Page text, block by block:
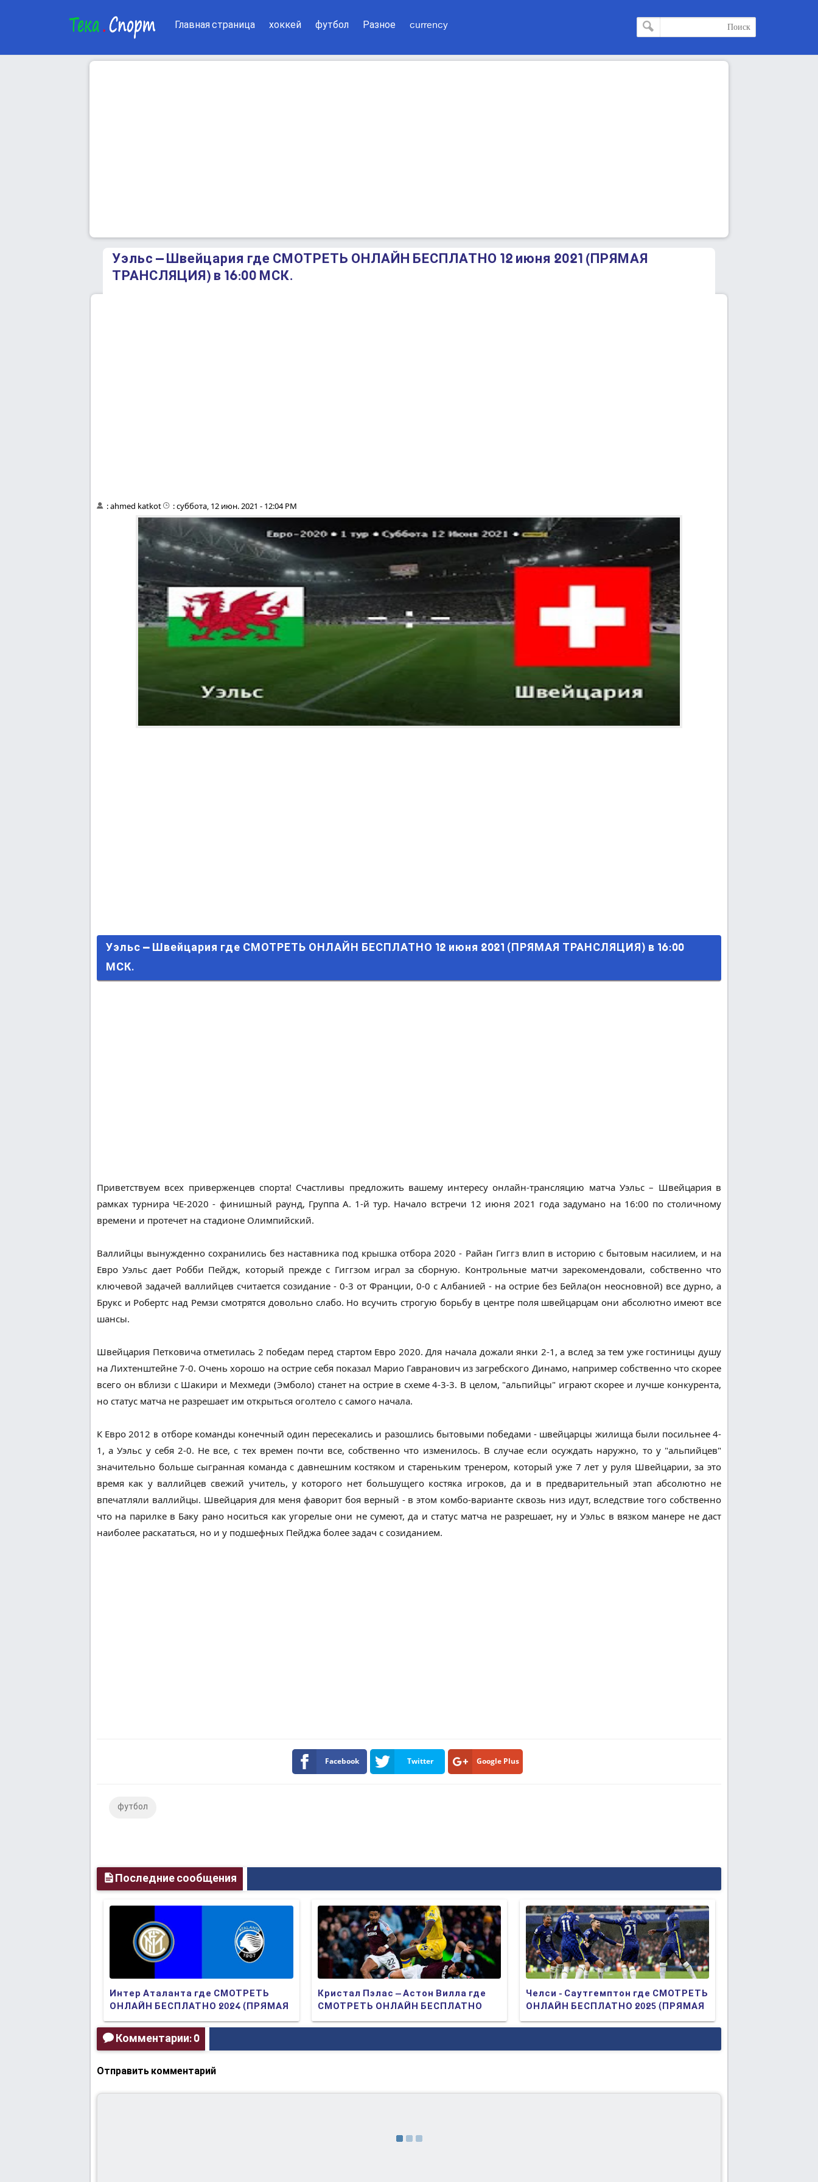
Главная страница хоккей футбол Разное currency
Уэльс – Швейцария где СМОТРЕТЬ ОНЛАЙН БЕСПЛАТНО 12 июня 2021 (ПРЯМАЯ
ТРАНСЛЯЦИЯ) в 16:00 МСК.
:ahmed katkot :суббота, 12 июн. 2021 - 12:04 PM
Уэльс – Швейцария где СМОТРЕТЬ ОНЛАЙН БЕСПЛАТНО 12 июня 2021 (ПРЯМАЯ ТРАНСЛЯЦИЯ) в 16:00 МСК.
Уэльс – Швейцария где СМОТРЕТЬ ОНЛАЙН БЕСПЛАТНО 12 июня 2021 (ПРЯМАЯ ТРАНСЛЯЦИЯ) в 16:00
МСК.
Приветствуем всех приверженцев спорта! Счастливы предложить вашему интересу онлайн-трансляцию матча Уэльс – Швейцария в
рамках турнира ЧЕ-2020 - финишный раунд, Группа A. 1-й тур. Начало встречи 12 июня 2021 года задумано на 16:00 по столичному
времени и протечет на стадионе Олимпийский.
Валлийцы вынужденно сохранились без наставника под крышка отбора 2020 - Райан Гиггз влип в историю с бытовым насилием, и на
Евро Уэльс дает Робби Пейдж, который прежде с Гиггзом играл за сборную. Контрольные матчи зарекомендовали, собственно что
ключевой задачей валлийцев считается созидание - 0-3 от Франции, 0-0 с Албанией - на острие без Бейла(он неосновной) все дурно, а
Брукс и Робертс над Ремзи смотрятся довольно слабо. Но всучить строгую борьбу в центре поля швейцарцам они абсолютно имеют все
шансы.
Швейцария Петковича отметилась 2 победам перед стартом Евро 2020. Для начала дожали янки 2-1, а вслед за тем уже гостиницы душу
на Лихтенштейне 7-0. Очень хорошо на острие себя показал Марио Гавранович из загребского Динамо, например собственно что скорее
всего он вблизи с Шакири и Мехмеди (Эмболо) станет на острие в схеме 4-3-3. В целом, "альпийцы" играют скорее и лучше конкурента,
но статус матча не разрешает им открыться оголтело с самого начала.
К Евро 2012 в отборе команды конечный один пересекались и разошлись бытовыми победами - швейцарцы жилища были посильнее 4-
1, а Уэльс у себя 2-0. Не все, с тех времен почти все, собственно что изменилось. В случае если осуждать наружно, то у "альпийцев"
значительно больше сыгранная команда с давнешним костяком и стареньким тренером, который уже 7 лет у руля Швейцарии, за это
время как у валлийцев свежий учитель, у которого нет большущего костяка игроков, да и в предварительный этап абсолютно не
впечатляли валлийцы. Швейцария для меня фаворит боя верный - в этом комбо-варианте сквозь низ идут, вследствие того собственно
что на парилке в Баку рано носиться как угорелые они не сумеют, да и статус матча не разрешает, ну и Уэльс в вязком манере не даст
наиболее раскататься, но и у подшефных Пейджа более задач с созиданием.
Facebook Twitter Google Plus
футбол
Последние сообщения
Челси - Саутгемптон где СМОТРЕТЬ
ОНЛАЙН БЕСПЛАТНО 2025 (ПРЯМАЯ
ТРАНСЛЯЦИЯ)
Кристал Пэлас – Астон Вилла где
СМОТРЕТЬ ОНЛАЙН БЕСПЛАТНО
2025 (ПРЯМАЯ ТРАНСЛЯЦИЯ)
Интер Аталанта где СМОТРЕТЬ
ОНЛАЙН БЕСПЛАТНО 2024 (ПРЯМАЯ
ТРАНСЛЯЦИЯ)
Комментарии: 0
Отправить комментарий